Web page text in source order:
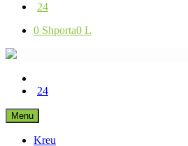
24
0 Shporta0 L
24
Menu
Kreu